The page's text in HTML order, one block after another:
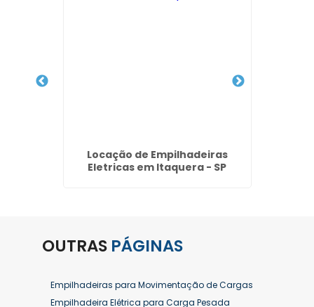
Locação de Empilhadeiras
Eletricas em Itaquera - SP
OUTRAS PÁGINAS
Empilhadeiras para Movimentação de Cargas
Empilhadeira Elétrica para Carga Pesada